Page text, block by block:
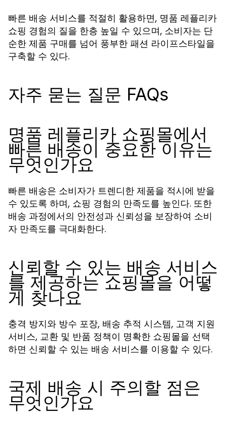
빠른 배송 서비스를 적절히 활용하면, 명품 레플리카
쇼핑 경험의 질을 한층 높일 수 있으며, 소비자는 단
순한 제품 구매를 넘어 풍부한 패션 라이프스타일을
구축할 수 있다.
자주 묻는 질문 FAQs
명품 레플리카 쇼핑몰에서
빠른 배송이 중요한 이유는
무엇인가요
빠른 배송은 소비자가 트렌디한 제품을 적시에 받을
수 있도록 하며, 쇼핑 경험의 만족도를 높인다. 또한
배송 과정에서의 안전성과 신뢰성을 보장하여 소비
자 만족도를 극대화한다.
신뢰할 수 있는 배송 서비스
를 제공하는 쇼핑몰을 어떻
게 찾나요
충격 방지와 방수 포장, 배송 추적 시스템, 고객 지원
서비스, 교환 및 반품 정책이 명확한 쇼핑몰을 선택
하면 신뢰할 수 있는 배송 서비스를 이용할 수 있다.
국제 배송 시 주의할 점은
무엇인가요